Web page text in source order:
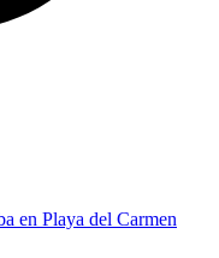
en Playa del Carmen